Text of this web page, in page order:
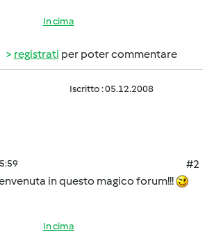
In cima
registrati per poter commentare
Iscritto : 05.12.2008
#2
in questo magico forum!!!
In cima